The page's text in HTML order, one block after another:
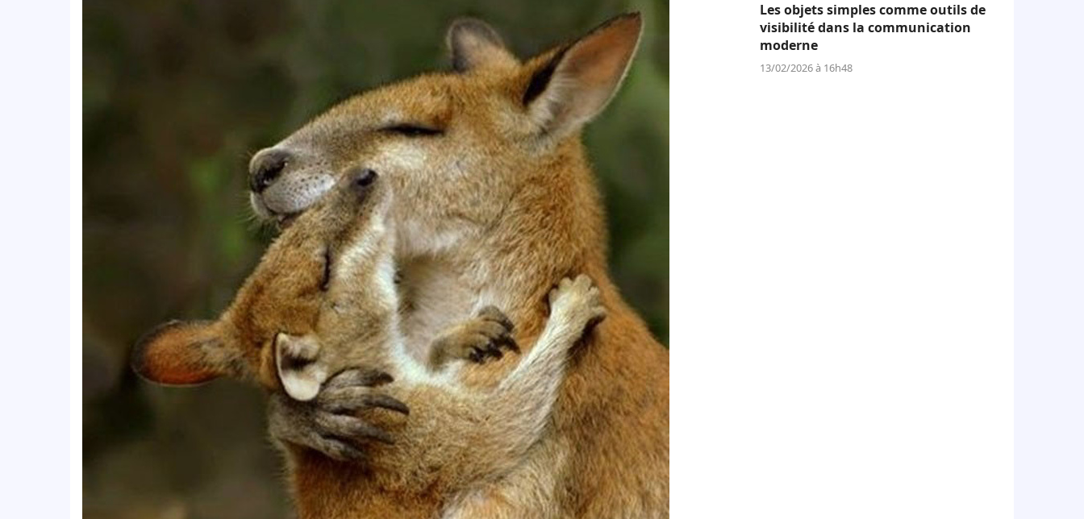
Les objets simples comme outils de
visibilité dans la communication
moderne
13/02/2026 à 16h48